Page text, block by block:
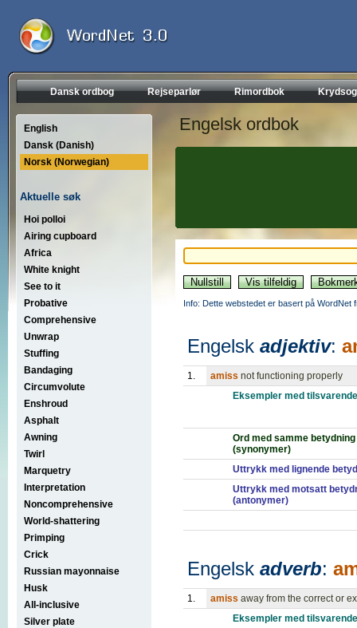
Dansk ordbog Rejseparlør Rimordbok
English
Dansk (Danish)
Norsk (Norwegian)
Aktuelle søk
Hoi polloi
Airing cupboard
Africa
White knight
See to it
Probative
Comprehensive
Unwrap
Stuffing
Bandaging
Circumvolute
Enshroud
Asphalt
Awning
Twirl
Marquetry
Interpretation
Noncomprehensive
World-shattering
Primping
Crick
Russian mayonnaise
Husk
All-inclusive
Silver plate
Engelsk ordbok
Info: Dette webstedet er basert på WordNet
Engelsk adjektiv:
1. amiss not functioning properly
Eksempler med
Ord med samme betydning
(synonymer)
Uttrykk med lignende
Uttrykk med motsatt
(antonymer)
Engelsk adverb:
1. amiss away from the correct or
Eksempler med